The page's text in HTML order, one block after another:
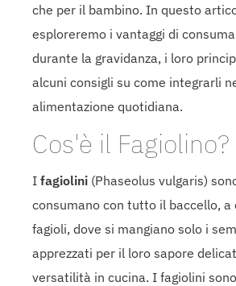
che per il bambino. In questo
esploreremo i vantaggi di
durante la gravidanza, i loro
alcuni consigli su come integrarli
alimentazione quotidiana.
Cos'è il Fagiolino?
I fagiolini (Phaseolus vulgaris)
consumano con tutto il baccello, a
fagioli, dove si mangiano solo i
apprezzati per il loro sapore
versatilità in cucina. I fagiolini